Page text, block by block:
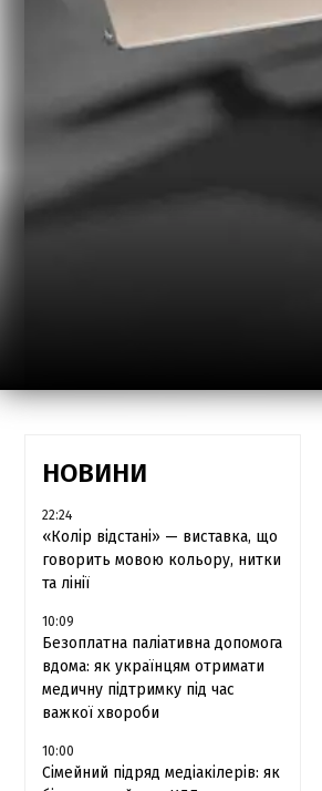
НОВИНИ
22:24
«Колір відстані» — виставка, що
говорить мовою кольору, нитки
та лінії
10:09
Безоплатна паліативна допомога
вдома: як українцям отримати
медичну підтримку під час
важкої хвороби
10:00
Сімейний підряд медіакілерів: як